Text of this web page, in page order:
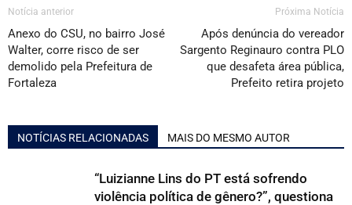
Notícia anterior
Anexo do CSU, no bairro José
Walter, corre risco de ser
demolido pela Prefeitura de
Fortaleza
Próxima Notícia
Após denúncia do vereador
Sargento Reginauro contra PLO
que desafeta área pública,
Prefeito retira projeto
NOTÍCIAS RELACIONADAS MAIS DO MESMO AUTOR
“Luizianne Lins do PT está sofrendo
violência política de gênero?”, questiona